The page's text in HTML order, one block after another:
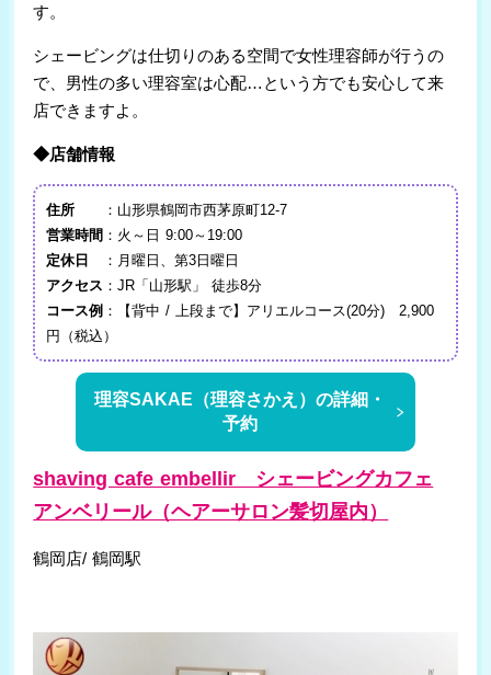
す。
シェービングは仕切りのある空間で女性理容師が行うの
で、男性の多い理容室は心配…という方でも安心して来
店できますよ。
◆店舗情報
住所
：山形県鶴岡市西茅原町12-7
営業時間 ：火～日 9:00～19:00
定休日
：月曜日、第3日曜日
アクセス ：JR「山形駅」 徒歩8分
コース例 ：【背中 / 上段まで】アリエルコース(20分) 2,900
円（税込）
理容SAKAE（理容さかえ）の詳細・
予約
shaving cafe embellir シェービングカフェ
アンベリール（ヘアーサロン髪切屋内）
鶴岡店/ 鶴岡駅